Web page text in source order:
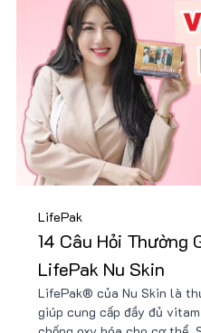
LifePak
14 Câu Hỏi Thường
LifePak Nu Skin
LifePak® của Nu Skin là
giúp cung cấp đầy đủ